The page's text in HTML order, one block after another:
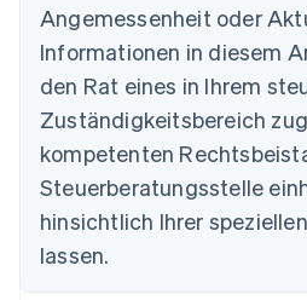
Angemessenheit oder
Informationen in diesem
den Rat eines in Ihrem
Zuständigkeitsbereich
kompetenten
Steuerberatungsstelle
hinsichtlich Ihrer
lassen.
English
Dänemark
English
Deutschland
DeutschEnglish
Estland
Festlandchina
简体中文English
Finnland
English
Frankreich